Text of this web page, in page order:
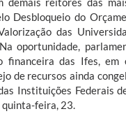
Desbloqueio do
das
oportunidade,
financeira das Ifes, em
de recursos ainda
Instituições Federais
quinta-feira, 23.